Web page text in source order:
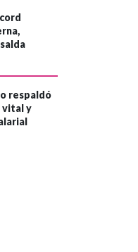
respaldó
vital y